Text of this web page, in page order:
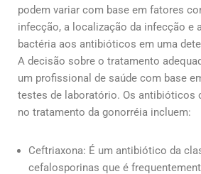
podem variar com base em fatores
infecção, a localização da infecção e
bactéria aos antibióticos em uma
A decisão sobre o tratamento
um profissional de saúde com base
testes de laboratório. Os antibióticos
no tratamento da gonorréia incluem:
Ceftriaxona: É um antibiótico da
cefalosporinas que é